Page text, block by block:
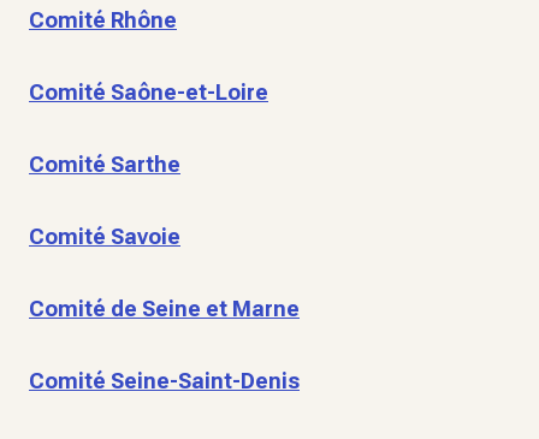
Comité Rhône
Comité Saône-et-Loire
Comité Sarthe
Comité Savoie
Comité de Seine et Marne
Comité Seine-Saint-Denis